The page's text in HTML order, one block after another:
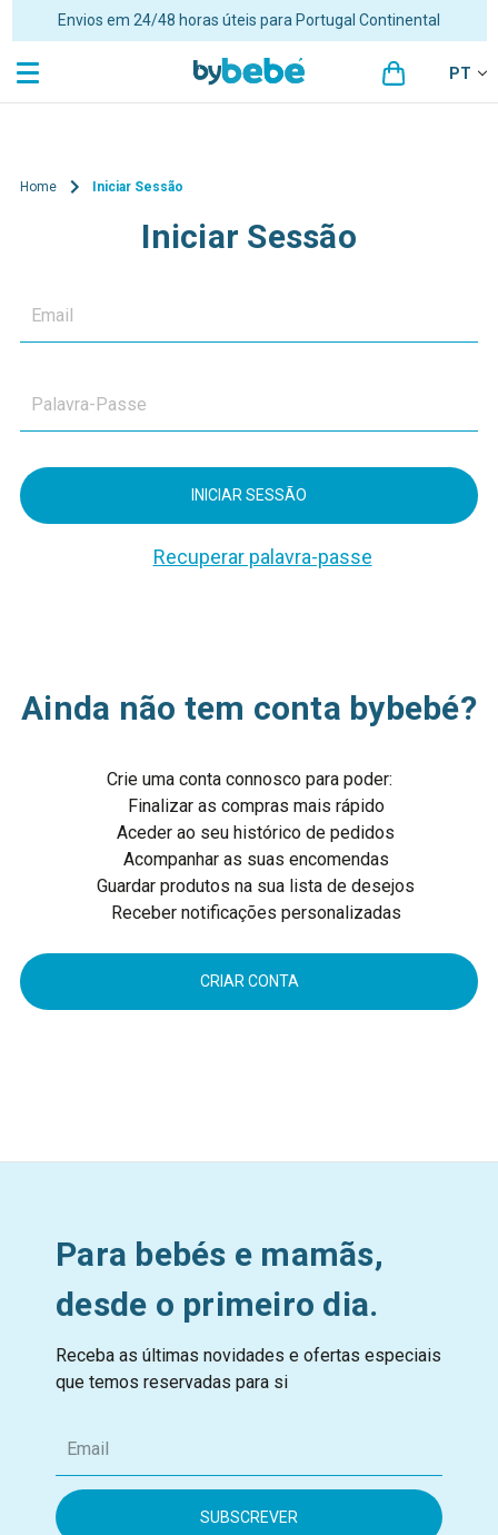
Portes grátis para encomendas superiores a 48€ para Portugal
Continental
PT
Home Iniciar Sessão
Iniciar Sessão
Recuperar palavra-passe
Ainda não tem conta bybebé?
Crie uma conta connosco para poder:
Finalizar as compras mais rápido
Aceder ao seu histórico de pedidos
Acompanhar as suas encomendas
Guardar produtos na sua lista de desejos
Receber notificações personalizadas
CRIAR CONTA
Para bebés e mamãs,
desde o primeiro dia.
Receba as últimas novidades e ofertas especiais
que temos reservadas para si
m
i